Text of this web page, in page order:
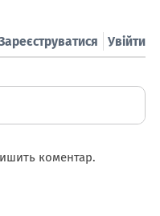
Увійти
коментар.